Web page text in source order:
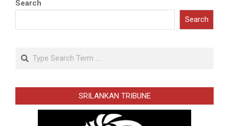
Search
Search
Search
SRILANKAN TRIBUNE